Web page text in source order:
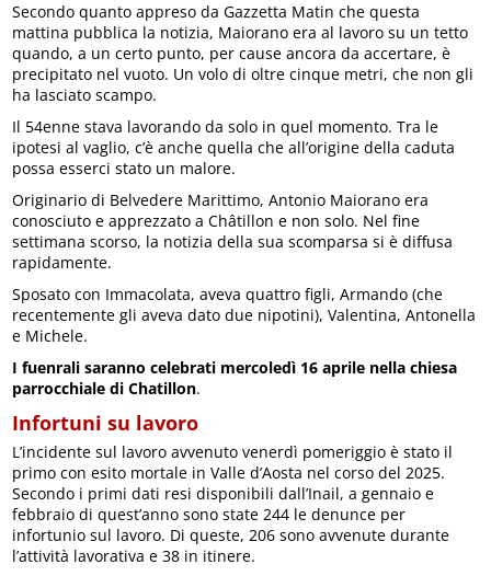
Secondo quanto appreso da Gazzetta Matin che questa
mattina pubblica la notizia, Maiorano era al lavoro su un tetto
quando, a un certo punto, per cause ancora da accertare, è
precipitato nel vuoto. Un volo di oltre cinque metri, che non gli
ha lasciato scampo.
Il 54enne stava lavorando da solo in quel momento. Tra le
ipotesi al vaglio, c’è anche quella che all’origine della caduta
possa esserci stato un malore.
Originario di Belvedere Marittimo, Antonio Maiorano era
conosciuto e apprezzato a Châtillon e non solo. Nel fine
settimana scorso, la notizia della sua scomparsa si è diffusa
rapidamente.
Sposato con Immacolata, aveva quattro figli, Armando (che
recentemente gli aveva dato due nipotini), Valentina, Antonella
e Michele.
I fuenrali saranno celebrati mercoledì 16 aprile nella chiesa
parrocchiale di Chatillon.
Infortuni su lavoro
L’incidente sul lavoro avvenuto venerdì pomeriggio è stato il
primo con esito mortale in Valle d’Aosta nel corso del 2025.
Secondo i primi dati resi disponibili dall’Inail, a gennaio e
febbraio di quest’anno sono state 244 le denunce per
infortunio sul lavoro. Di queste, 206 sono avvenute durante
l’attività lavorativa e 38 in itinere.